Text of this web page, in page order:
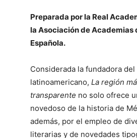
Preparada por la Real
la Asociación de Academias
Española.
Considerada la fundadora del
latinoamericano, La región
transparente no solo ofrece
novedoso de la historia de
además, por el empleo de
literarias y de novedades